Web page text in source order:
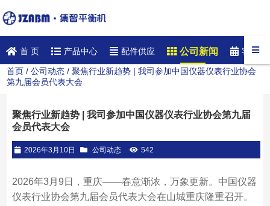
首 页 产品中心 配件供应 公司新闻 客户案
首页 /公司动态 / 聚焦行业新趋势 | 我司参加中国仪器仪表行业协会
第九届会员代表大会
聚焦行业新趋势 | 我司参加中国仪器仪表行业协会第九届
会员代表大会
2026年3月10日 公司动态 542
2026年3月9日，重庆——春意渐浓，万象更新。中国仪器
仪表行业协会第九届会员代表大会在山城重庆隆重召开。